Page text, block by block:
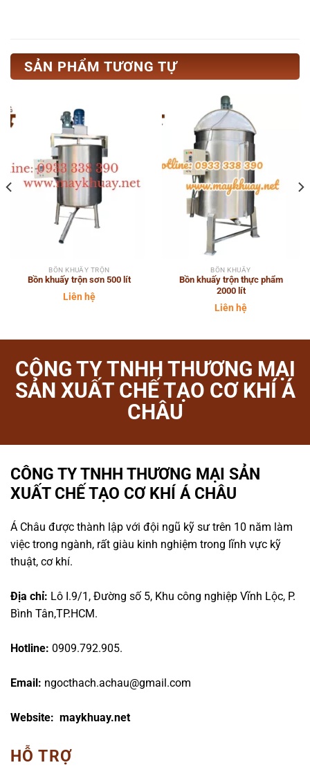
SẢN PHẨM TƯƠNG TỰ
BỒN KHUẤY TRỘN
Bồn khuấy trộn sơn 500 lít
Liên hệ
BỒN KHUẤY
Bồn khuấy trộn thực phẩm
2000 lít
Liên hệ
CÔNG TY TNHH THƯƠNG MẠI
SẢN XUẤT CHẾ TẠO CƠ KHÍ Á
CHÂU
CÔNG TY TNHH THƯƠNG MẠI SẢN
XUẤT CHẾ TẠO CƠ KHÍ Á CHÂU
Á Châu được thành lập với đội ngũ kỹ sư trên 10 năm làm
việc trong ngành, rất giàu kinh nghiệm trong lĩnh vực kỹ
thuật, cơ khí.
Địa chỉ: Lô I.9/1, Đường số 5, Khu công nghiệp Vĩnh Lộc, P.
Bình Tân,TP.HCM.
Hotline: 0909.792.905.
Email: ngocthach.achau@gmail.com
Website: maykhuay.net
HỖ TRỢ